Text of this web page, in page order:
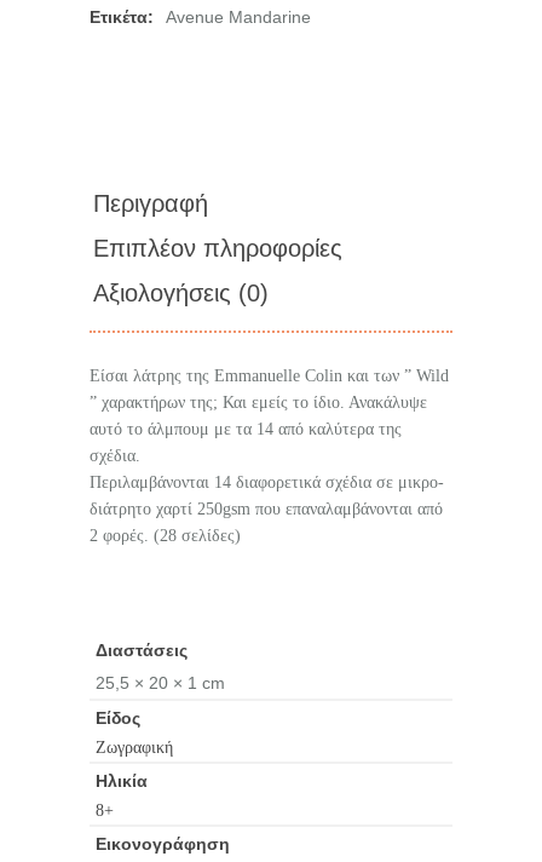
Ετικέτα: Avenue Mandarine
Περιγραφή
Επιπλέον πληροφορίες
Αξιολογήσεις (0)
Είσαι λάτρης της Emmanuelle Colin και των ” Wild
” χαρακτήρων της; Και εμείς το ίδιο. Ανακάλυψε
αυτό το άλμπουμ με τα 14 από καλύτερα της
σχέδια.
Περιλαμβάνονται 14 διαφορετικά σχέδια σε μικρο-
διάτρητο χαρτί 250gsm που επαναλαμβάνονται από
2 φορές. (28 σελίδες)
Διαστάσεις
25,5 × 20 × 1 cm
Είδος
Ζωγραφική
Ηλικία
8+
Εικονογράφηση